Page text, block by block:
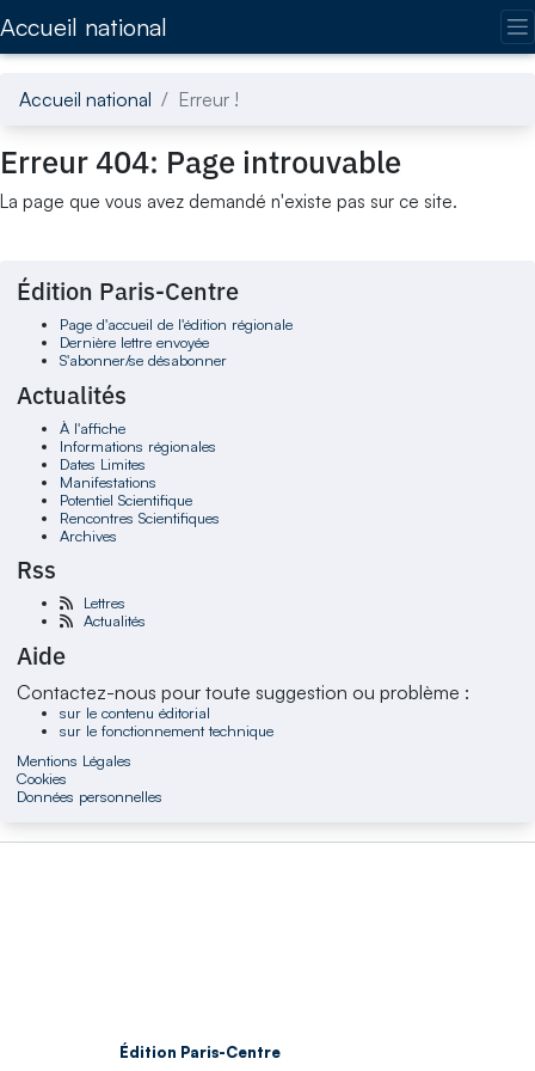
Accueil national
Accueil national Erreur !
Erreur 404: Page introuvable
La page que vous avez demandé n'existe pas sur ce site.
Édition Paris-Centre
Page d'accueil de l'édition régionale
Dernière lettre envoyée
S'abonner/se désabonner
Actualités
À l'affiche
Informations régionales
Dates Limites
Manifestations
Potentiel Scientifique
Rencontres Scientifiques
Archives
Rss
Lettres
Actualités
Aide
Contactez-nous pour toute suggestion ou problème :
sur le contenu éditorial
sur le fonctionnement technique
Mentions Légales
Cookies
Données personnelles
Édition Paris-Centre